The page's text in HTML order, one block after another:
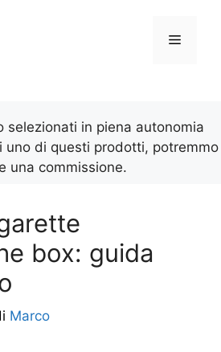
Menu
selezionati in piena autonomia
uno di questi prodotti, potremmo
una commissione.
box: guida
Marco